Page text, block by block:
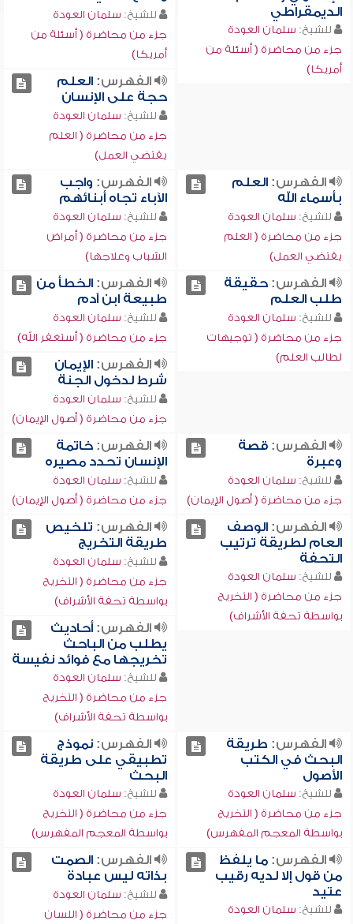
الديمقراطي
للشيخ: سلمان العودة
جزء من محاضرة ( أسئلة من
أمريكا)
للشيخ: سلمان العودة
جزء من محاضرة ( أسئلة من
أمريكا)
الفهرس:العلم
حجة على الإنسان
للشيخ: سلمان العودة
جزء من محاضرة ( العلم
يقتضي العمل)
الفهرس:العلم
بأسماء الله
للشيخ: سلمان العودة
جزء من محاضرة ( العلم
يقتضي العمل)
الفهرس: واجب
الآباء تجاه أبنائهم
للشيخ: سلمان العودة
جزء من محاضرة ( أمراض
الشباب وعلاجها)
الفهرس:حقيقة
طلب العلم
للشيخ: سلمان العودة
جزء من محاضرة ( توجيهات
لطالب العلم)
الفهرس:الخطأ من
طبيعة ابن آدم
للشيخ: سلمان العودة
جزء من محاضرة ( أستغفر الله)
الفهرس:الإيمان
شرط لدخول الجنة
للشيخ: سلمان العودة
جزء من محاضرة ( أصول الإيمان)
الفهرس:قصة
وعبرة
للشيخ: سلمان العودة
جزء من محاضرة ( أصول الإيمان)
الفهرس:خاتمة
الإنسان تحدد مصيره
للشيخ: سلمان العودة
جزء من محاضرة ( أصول الإيمان)
الفهرس:الوصف
العام لطريقة ترتيب
التحفة
للشيخ: سلمان العودة
جزء من محاضرة ( التخريج
بواسطة تحفة الأشراف)
الفهرس: تلخيص
طريقة التخريج
للشيخ: سلمان العودة
جزء من محاضرة ( التخريج
بواسطة تحفة الأشراف)
الفهرس:أحاديث
يطلب من الباحث
تخريجها مع فوائد نفيسة
للشيخ: سلمان العودة
جزء من محاضرة ( التخريج
بواسطة تحفة الأشراف)
الفهرس: طريقة
البحث في الكتب
الأصول
للشيخ: سلمان العودة
جزء من محاضرة ( التخريج
بواسطة المعجم المفهرس)
الفهرس:نموذج
تطبيقي على طريقة
البحث
للشيخ: سلمان العودة
جزء من محاضرة ( التخريج
بواسطة المعجم المفهرس)
الفهرس:ما يلفظ
من قول إلا لديه رقيب
عتيد
للشيخ: سلمان العودة
الفهرس:الصمت
بذاته ليس عبادة
للشيخ: سلمان العودة
جزء من محاضرة ( اللسان